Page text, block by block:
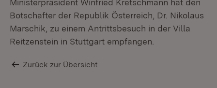
Ministerpräsident Winfried Kretschmann hat den
Botschafter der Republik Österreich, Dr. Nikolaus
Marschik, zu einem Antrittsbesuch in der Villa
Reitzenstein in Stuttgart empfangen.
Zurück zur Übersicht